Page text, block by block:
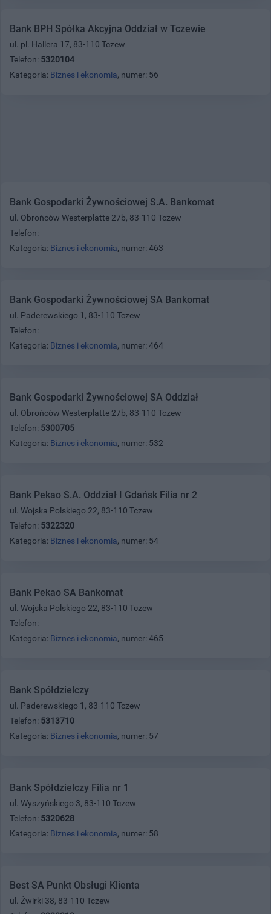
Bank BPH Spółka Akcyjna Oddział w Tczewie
ul. pl. Hallera 17, 83-110 Tczew
Telefon: 5320104
Kategoria: Biznes i ekonomia, numer: 56
Bank Gospodarki Żywnościowej S.A. Bankomat
ul. Obrońców Westerplatte 27b, 83-110 Tczew
Telefon:
Kategoria: Biznes i ekonomia, numer: 463
Bank Gospodarki Żywnościowej SA Bankomat
ul. Paderewskiego 1, 83-110 Tczew
Telefon:
Kategoria: Biznes i ekonomia, numer: 464
Bank Gospodarki Żywnościowej SA Oddział
ul. Obrońców Westerplatte 27b, 83-110 Tczew
Telefon: 5300705
Kategoria: Biznes i ekonomia, numer: 532
Bank Pekao S.A. Oddział I Gdańsk Filia nr 2
ul. Wojska Polskiego 22, 83-110 Tczew
Telefon: 5322320
Kategoria: Biznes i ekonomia, numer: 54
Bank Pekao SA Bankomat
ul. Wojska Polskiego 22, 83-110 Tczew
Telefon:
Kategoria: Biznes i ekonomia, numer: 465
Bank Spółdzielczy
ul. Paderewskiego 1, 83-110 Tczew
Telefon: 5313710
Kategoria: Biznes i ekonomia, numer: 57
Bank Spółdzielczy Filia nr 1
ul. Wyszyńskiego 3, 83-110 Tczew
Telefon: 5320628
Kategoria: Biznes i ekonomia, numer: 58
Best SA Punkt Obsługi Klienta
ul. Żwirki 38, 83-110 Tczew